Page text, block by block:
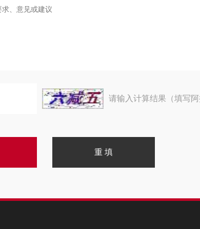
请输入计算结果（填写